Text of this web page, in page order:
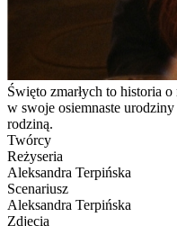
Święto zmarłych to historia
w swoje osiemnaste
rodziną.
Twórcy
Reżyseria
Aleksandra Terpińska
Scenariusz
Aleksandra Terpińska
Zdjęcia